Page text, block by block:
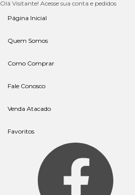
Olá Visitante! Acesse sua conta e pedidos
Página Inicial
Quem Somos
Como Comprar
Fale Conosco
Venda Atacado
Favoritos